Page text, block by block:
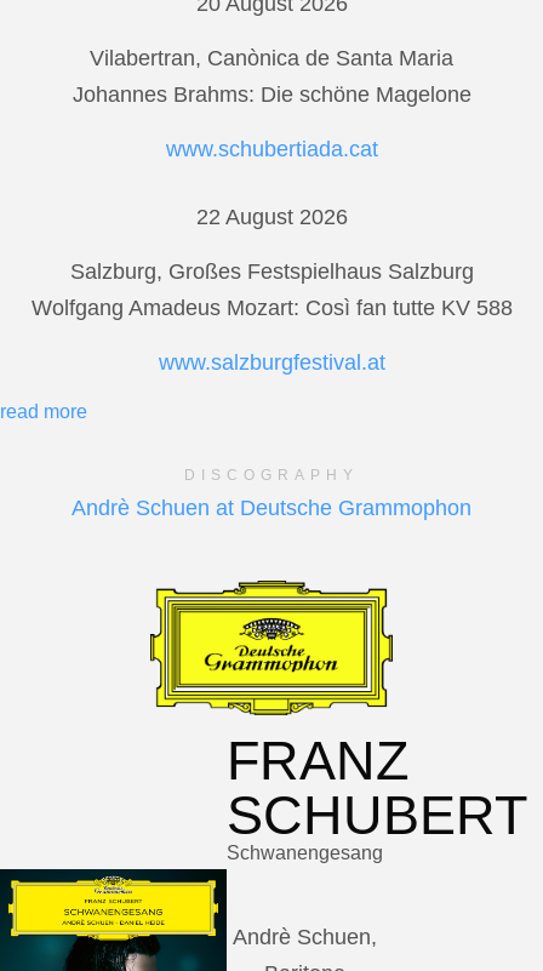
Vilabertran, Canònica de Santa Maria
Johannes Brahms: Die schöne Magelone
www.schubertiada.cat
22 August 2026
Salzburg, Großes Festspielhaus Salzburg
Wolfgang Amadeus Mozart: Così fan tutte KV 588
www.salzburgfestival.at
read more
DISCOGRAPHY
Andrè Schuen at Deutsche Grammophon
FRANZ
SCHUBERT
Schwanengesang
Andrè Schuen,